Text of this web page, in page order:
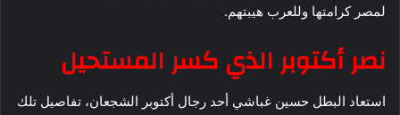
لمصر كرامتها وللعرب هيبتهم.
نصر أكتوبر الذي كسر المستحيل
استعاد البطل حسين غباشي أحد رجال أكتوبر الشجعان، تفاصيل تلك